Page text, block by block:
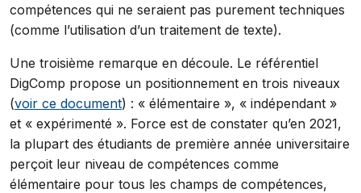
compétences qui ne seraient pas purement techniques
(comme l’utilisation d’un traitement de texte).
Une troisième remarque en découle. Le référentiel
DigComp propose un positionnement en trois niveaux
(voir ce document) : « élémentaire », « indépendant »
et « expérimenté ». Force est de constater qu’en 2021,
la plupart des étudiants de première année universitaire
perçoit leur niveau de compétences comme
élémentaire pour tous les champs de compétences,